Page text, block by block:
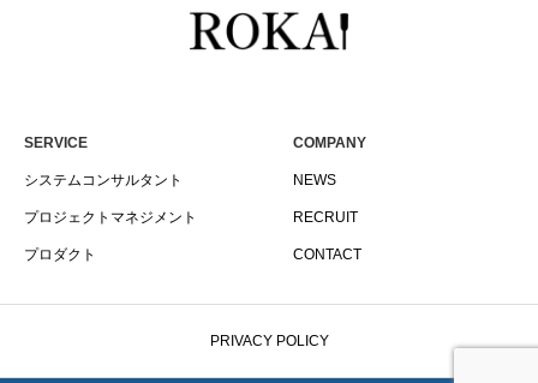
SERVICE
システムコンサルタント
プロジェクトマネジメント
プロダクト
COMPANY
NEWS
RECRUIT
CONTACT
PRIVACY POLICY